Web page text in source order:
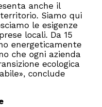
anche il
Siamo qui
le esigenze
locali. Da 15
energeticamente
che ogni azienda
ecologica
conclude